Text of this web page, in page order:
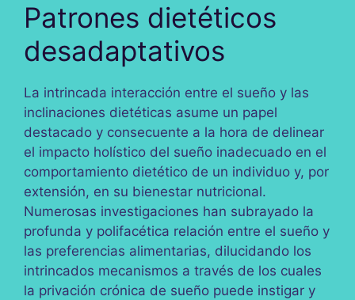
Patrones dietéticos
desadaptativos
La intrincada interacción entre el sueño y las
inclinaciones dietéticas asume un papel
destacado y consecuente a la hora de delinear
el impacto holístico del sueño inadecuado en el
comportamiento dietético de un individuo y, por
extensión, en su bienestar nutricional.
Numerosas investigaciones han subrayado la
profunda y polifacética relación entre el sueño y
las preferencias alimentarias, dilucidando los
intrincados mecanismos a través de los cuales
la privación crónica de sueño puede instigar y